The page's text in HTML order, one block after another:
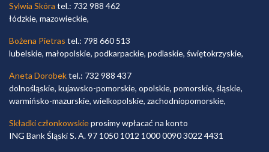
Sylwia Skóra tel.: 732 988 462
łódzkie, mazowieckie,
Bożena Pietras tel.: 798 660 513
lubelskie, małopolskie, podkarpackie, podlaskie, świętokrzyskie,
Aneta Dorobektel.: 732 988 437
dolnośląskie, kujawsko-pomorskie, opolskie, pomorskie, śląskie,
warmińsko-mazurskie, wielkopolskie, zachodniopomorskie,
Składki członkowskieprosimy wpłacać na konto
ING Bank Śląski S. A. 97 1050 1012 1000 0090 3022 4431